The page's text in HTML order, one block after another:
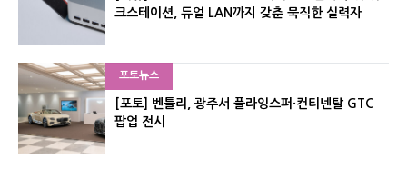
크스테이션, 듀얼 LAN까지 갖춘 묵직한 실력자
포토뉴스
[포토] 벤틀리, 광주서 플라잉스퍼·컨티넨탈 GTC
팝업 전시